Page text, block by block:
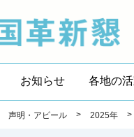
お知らせ 各地の
声明・アピール > 2025年 >